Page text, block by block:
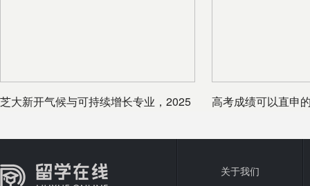
芝大新开气候与可持续增长专业，2025
高考成绩可以直申
关于我们